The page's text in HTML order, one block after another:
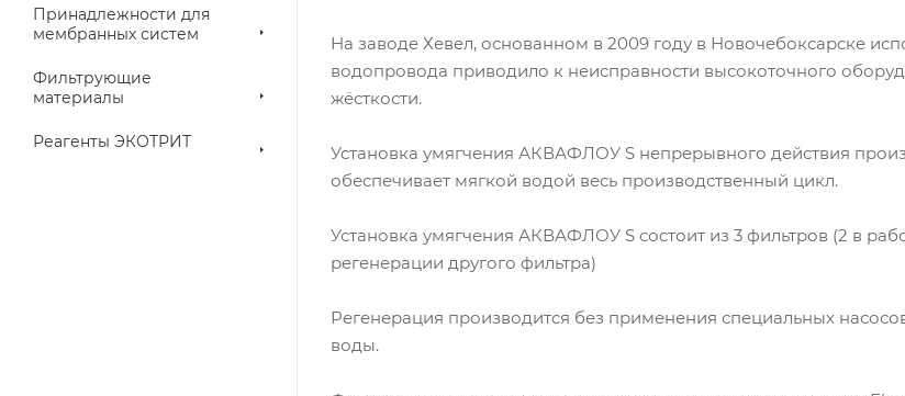
Принадлежности для
мембранных систем
Фильтрующие
материалы
Реагенты ЭКОТРИТ
На заводе Хевел, основанном в 2009 году в Новочебоксарске
водопровода приводило к неисправности высокоточного
жёсткости.
Установка умягчения АКВАФЛОУ S непрерывного действия
обеспечивает мягкой водой весь производственный цикл.
Установка умягчения АКВАФЛОУ S состоит из 3 фильтров (2 в
регенерации другого фильтра)
Регенерация производится без применения специальных
воды.